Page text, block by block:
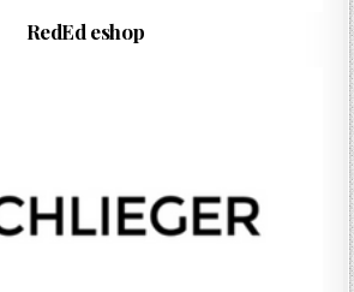
RedEd eshop